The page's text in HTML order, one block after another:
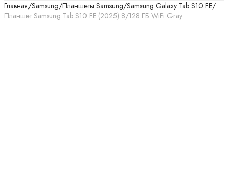
Главная/Samsung/Планшеты Samsung/Samsung Galaxy Tab S10 FE/
Планшет Samsung Tab S10 FE (2025) 8/128 ГБ WiFi Gray